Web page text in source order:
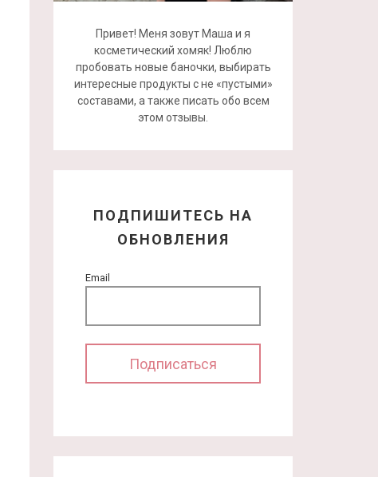
Привет! Меня зовут Маша и я
косметический хомяк! Люблю
пробовать новые баночки, выбирать
интересные продукты с не «пустыми»
составами, а также писать обо всем
этом отзывы.
ПОДПИШИТЕСЬ НА
ОБНОВЛЕНИЯ
Email